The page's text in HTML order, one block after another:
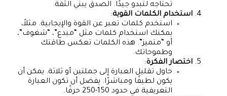
تحتاجه لتبدو جيدًا. الصدق يبني الثقة.
استخدام الكلمات القوية:
استخدم كلمات تعبر عن القوة والإيجابية. مثلاً،
يمكنك استخدام كلمات مثل “مبدع”، “شغوف”،
أو “متميز”. هذه الكلمات تعكس طاقتك
وطموحاتك.
اختصار الفكرة:
حاول تقليل العبارة إلى جملتين أو ثلاثة. يمكن أن
يكون لطيفًا ومباشرًا. يفضل أن تكون العبارة
التعريفية في حدود 150-250 حرفًا.